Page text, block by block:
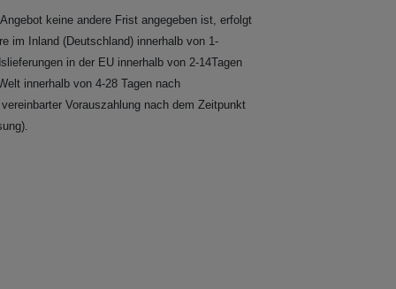
keine andere Frist angegeben ist, erfolgt
im Inland (Deutschland) innerhalb von 1-
in der EU innerhalb von 2-14Tagen
innerhalb von 4-28 Tagen nach
Vorauszahlung nach dem Zeitpunkt